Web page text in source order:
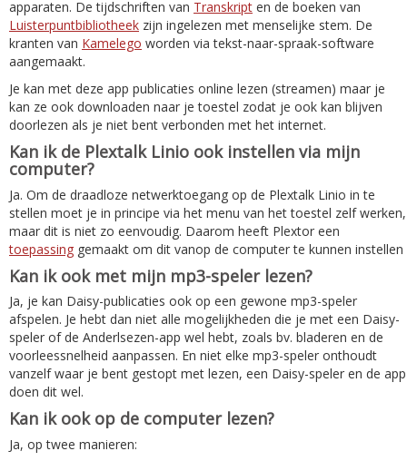
apparaten. De tijdschriften van Transkript en de boeken van
Luisterpuntbibliotheek zijn ingelezen met menselijke stem. De
kranten van Kamelego worden via tekst-naar-spraak-software
aangemaakt.
Je kan met deze app publicaties online lezen (streamen) maar je
kan ze ook downloaden naar je toestel zodat je ook kan blijven
doorlezen als je niet bent verbonden met het internet.
Kan ik de Plextalk Linio ook instellen via mijn
computer?
Ja. Om de draadloze netwerktoegang op de Plextalk Linio in te
stellen moet je in principe via het menu van het toestel zelf werken,
maar dit is niet zo eenvoudig. Daarom heeft Plextor een
toepassing gemaakt om dit vanop de computer te kunnen instellen
Kan ik ook met mijn mp3-speler lezen?
Ja, je kan Daisy-publicaties ook op een gewone mp3-speler
afspelen. Je hebt dan niet alle mogelijkheden die je met een Daisy-
speler of de Anderlsezen-app wel hebt, zoals bv. bladeren en de
voorleessnelheid aanpassen. En niet elke mp3-speler onthoudt
vanzelf waar je bent gestopt met lezen, een Daisy-speler en de app
doen dit wel.
Kan ik ook op de computer lezen?
Ja, op twee manieren: